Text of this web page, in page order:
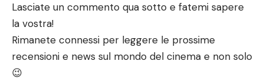
Lasciate un commento qua sotto e fatemi sapere
la vostra!
Rimanete connessi per leggere le prossime
recensioni e news sul mondo del cinema e non solo
😉